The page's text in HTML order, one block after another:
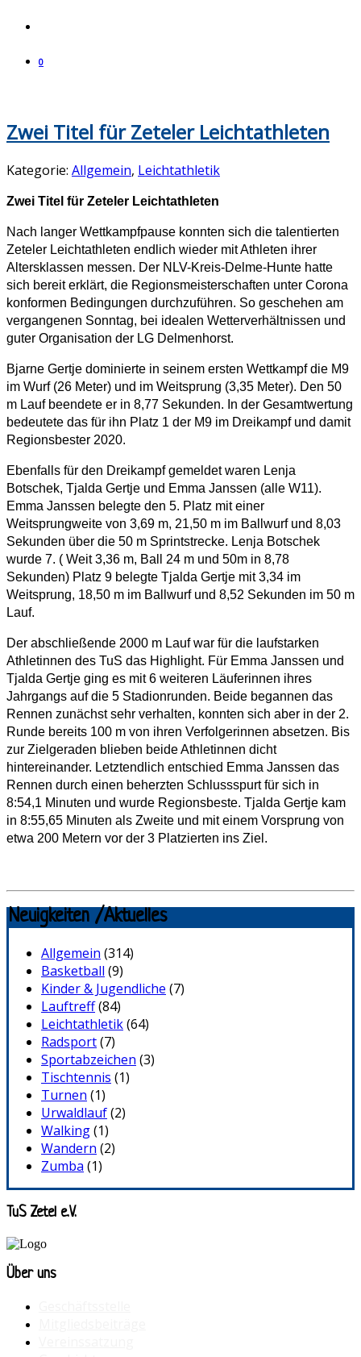
0
Zwei Titel für Zeteler Leichtathleten
Kategorie: Allgemein, Leichtathletik
Zwei Titel für Zeteler Leichtathleten
Nach langer Wettkampfpause konnten sich die talentierten
Zeteler Leichtathleten endlich wieder mit Athleten ihrer
Altersklassen messen. Der NLV-Kreis-Delme-Hunte hatte
sich bereit erklärt, die Regionsmeisterschaften unter Corona
konformen Bedingungen durchzuführen. So geschehen am
vergangenen Sonntag, bei idealen Wetterverhältnissen und
guter Organisation der LG Delmenhorst.
Bjarne Gertje dominierte in seinem ersten Wettkampf die M9
im Wurf (26 Meter) und im Weitsprung (3,35 Meter). Den 50
m Lauf beendete er in 8,77 Sekunden. In der Gesamtwertung
bedeutete das für ihn Platz 1 der M9 im Dreikampf und damit
Regionsbester 2020.
Ebenfalls für den Dreikampf gemeldet waren Lenja
Botschek, Tjalda Gertje und Emma Janssen (alle W11).
Emma Janssen belegte den 5. Platz mit einer
Weitsprungweite von 3,69 m, 21,50 m im Ballwurf und 8,03
Sekunden über die 50 m Sprintstrecke. Lenja Botschek
wurde 7. ( Weit 3,36 m, Ball 24 m und 50m in 8,78
Sekunden) Platz 9 belegte Tjalda Gertje mit 3,34 im
Weitsprung, 18,50 m im Ballwurf und 8,52 Sekunden im 50 m
Lauf.
Der abschließende 2000 m Lauf war für die laufstarken
Athletinnen des TuS das Highlight. Für Emma Janssen und
Tjalda Gertje ging es mit 6 weiteren Läuferinnen ihres
Jahrgangs auf die 5 Stadionrunden. Beide begannen das
Rennen zunächst sehr verhalten, konnten sich aber in der 2.
Runde bereits 100 m von ihren Verfolgerinnen absetzen. Bis
zur Zielgeraden blieben beide Athletinnen dicht
hintereinander. Letztendlich entschied Emma Janssen das
Rennen durch einen beherzten Schlussspurt für sich in
8:54,1 Minuten und wurde Regionsbeste. Tjalda Gertje kam
in 8:55,65 Minuten als Zweite und mit einem Vorsprung von
etwa 200 Metern vor der 3 Platzierten ins Ziel.
Neuigkeiten /Aktuelles
Allgemein (314)
Basketball (9)
Kinder & Jugendliche (7)
Lauftreff(84)
Leichtathletik(64)
Radsport(7)
Sportabzeichen (3)
Tischtennis (1)
Turnen (1)
Urwaldlauf(2)
Walking(1)
Wandern (2)
Zumba (1)
TuS Zetel e.V.
Über uns